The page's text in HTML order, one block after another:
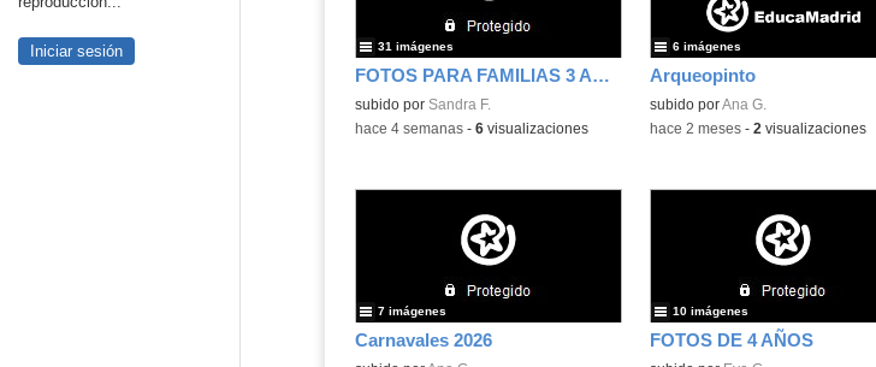
Iniciar sesión
FOTOS PARA FAMILIAS 3 AÑOS D
subido por Sandra F.
31 imágenes
-hace 4 semanas- 6visualizaciones
Arqueopinto
subido porAna G.
6 imágenes
-hace 2 meses- 2 visualizaciones
Carnavales 2026
7 imágenes
FOTOS DE 4 AÑOS
10 imágenes